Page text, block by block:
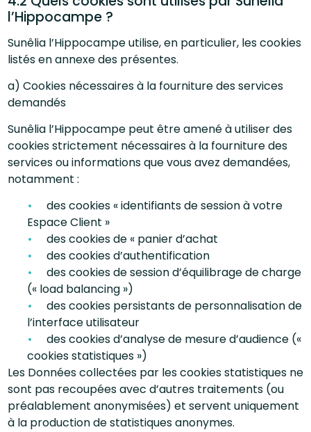
l’Hippocampe ?
Sunêlia l’Hippocampe utilise, en particulier, les cookies
listés en annexe des présentes.
a) Cookies nécessaires à la fourniture des services
demandés
Sunêlia l’Hippocampe peut être amené à utiliser des
cookies strictement nécessaires à la fourniture des
services ou informations que vous avez demandées,
notamment :
des cookies « identifiants de session à votre
Espace Client »
des cookies de « panier d’achat
des cookies d’authentification
des cookies de session d’équilibrage de charge
(« load balancing »)
des cookies persistants de personnalisation de
l’interface utilisateur
des cookies d’analyse de mesure d’audience («
cookies statistiques »)
Les Données collectées par les cookies statistiques ne
sont pas recoupées avec d’autres traitements (ou
préalablement anonymisées) et servent uniquement
à la production de statistiques anonymes.